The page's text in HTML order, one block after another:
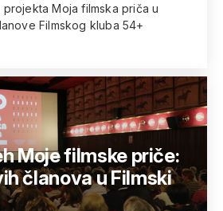
Moja filmska priča u
Filmskog kluba 54+
Moje filmske priče:
članova u Filmski